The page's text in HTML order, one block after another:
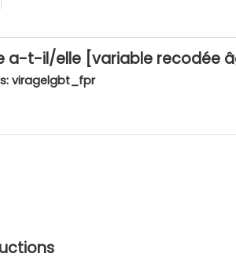
a-t-il/elle [variable recodée
viragelgbt_fpr